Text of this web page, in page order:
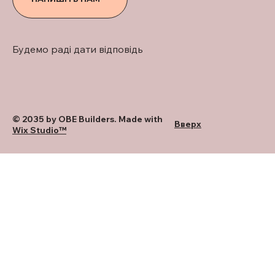
Будемо раді дати відповідь
© 2035 by OBE Builders. Made with
Wix Studio™
Вверх